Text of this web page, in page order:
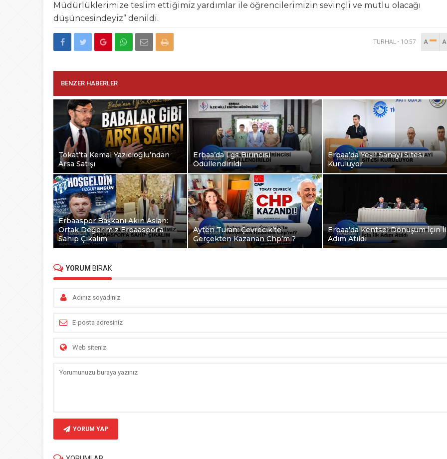
Müdürlüklerimize teslim ettiğimiz yardımlar ile öğrencilerimizin sevinçli ve mutlu olacağı
düşüncesindeyiz” denildi.
TURHAL - 10:57 A
BENZER HABERLER
Tokat’ta Kemal Yazıcıoğlu’ndan
Arsa Satışı
Erbaa’da Lgs Birincisi
Ödüllendirildi
Erbaa’da Yeşil Sanayi Sitesi
Kuruluyor
Erbaaspor Başkanı Akın Aslan:
Ortak Değerimiz Erbaaspor’a
Sahip Çıkalım
Ayten Turan: Çevrecik’te
Gerçekten Kazanan Chp’mi?
Erbaa’da Kentsel Dönüşüm İçin
Adım Atıldı
YORUM BIRAK
YORUM YAP